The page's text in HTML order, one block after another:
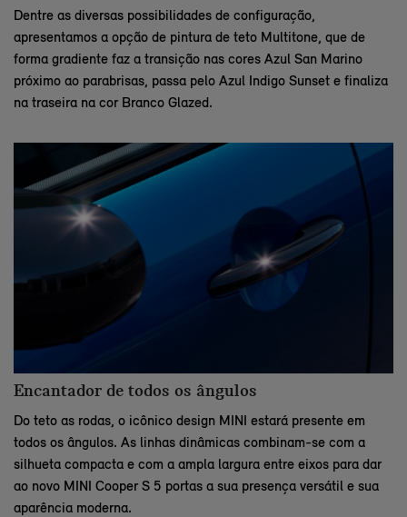
Dentre as diversas possibilidades de configuração,
apresentamos a opção de pintura de teto Multitone, que de
forma gradiente faz a transição nas cores Azul San Marino
próximo ao parabrisas, passa pelo Azul Indigo Sunset e finaliza
na traseira na cor Branco Glazed.
Encantador de todos os ângulos
Do teto as rodas, o icônico design MINI estará presente em
todos os ângulos. As linhas dinâmicas combinam-se com a
silhueta compacta e com a ampla largura entre eixos para dar
ao novo MINI Cooper S 5 portas a sua presença versátil e sua
aparência moderna.